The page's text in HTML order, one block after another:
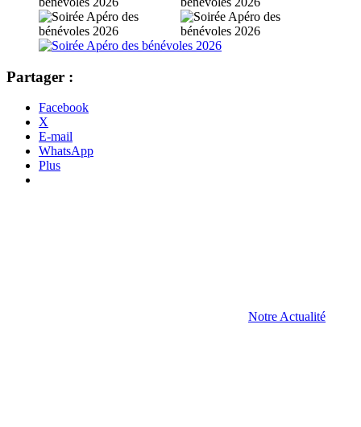
Partager :
Facebook
X
E-mail
WhatsApp
Plus
Notre Actualité